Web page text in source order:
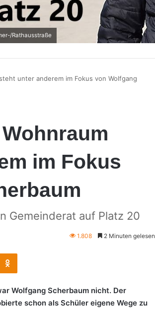
Rathausstraße
unter anderem im Fokus von Wolfgang
im Fokus
Gemeinderat auf Platz 20
1.808 2 Minuten gelesen
Odnoklassniki
Wolfgang Scherbaum nicht. Der
schon als Schüler eigene Wege zu